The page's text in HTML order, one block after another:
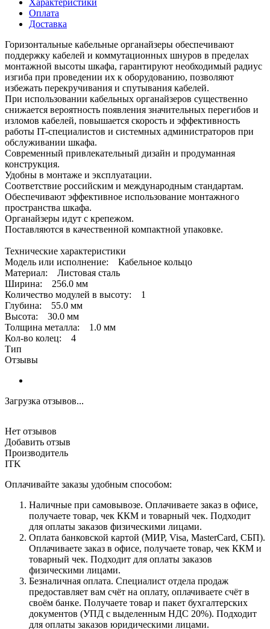
Оплата
Доставка
Горизонтальные кабельные органайзеры обеспечивают
поддержку кабелей и коммутационных шнуров в пределах
монтажной высоты шкафа, гарантируют необходимый радиус
изгиба при проведении их к оборудованию, позволяют
избежать перекручивания и спутывания кабелей.
При использовании кабельных органайзеров существенно
снижается вероятность появления значительных перегибов и
изломов кабелей, повышается скорость и эффективность
работы IT-специалистов и системных администраторов при
обслуживании шкафа.
Современный привлекательный дизайн и продуманная
конструкция.
Удобны в монтаже и эксплуатации.
Соответствие российским и международным стандартам.
Обеспечивают эффективное использование монтажного
пространства шкафа.
Органайзеры идут с крепежом.
Поставляются в качественной компактной упаковке.
Технические характеристики
Модель или исполнение: Кабельное кольцо
Материал: Листовая сталь
Ширина: 256.0 мм
Количество модулей в высоту: 1
Глубина: 55.0 мм
Высота: 30.0 мм
Толщина металла: 1.0 мм
Кол-во колец: 4
Тип
Отзывы
Загрузка отзывов...
Нет отзывов
Добавить отзыв
Производитель
ITK
Оплачивайте заказы удобным способом:
Наличные при самовывозе. Оплачиваете заказ в офисе,
получаете товар, чек ККМ и товарный чек. Подходит
для оплаты заказов физическими лицами.
Оплата банковской картой (МИР, Visa, MasterCard, СБП).
Оплачиваете заказ в офисе, получаете товар, чек ККМ и
товарный чек. Подходит для оплаты заказов
физическими лицами.
Безналичная оплата. Специалист отдела продаж
предоставляет вам счёт на оплату, оплачиваете счёт в
своём банке. Получаете товар и пакет бухгалтерских
документов (УПД с выделенным НДС 20%). Подходит
для оплаты заказов юридическими лицами.